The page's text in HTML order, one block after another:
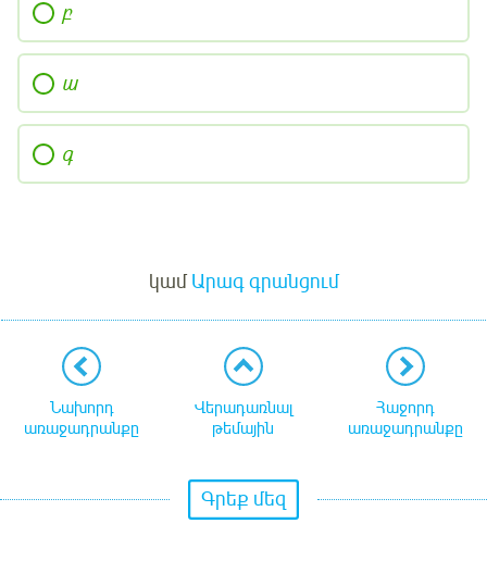
բ
ա
գ
կամԱրագ գրանցում
Նախորդ
առաջադրանքը
Վերադառնալ
թեմային
Հաջորդ
առաջադրանքը
Գրեք մեզ